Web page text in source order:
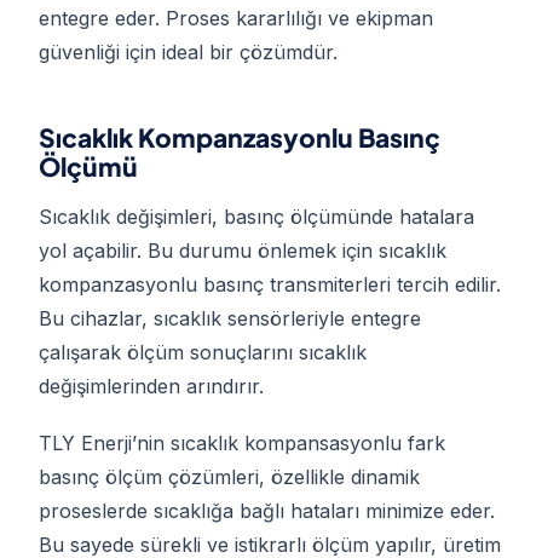
entegre eder. Proses kararlılığı ve ekipman
güvenliği için ideal bir çözümdür.
Sıcaklık Kompanzasyonlu Basınç
Ölçümü
Sıcaklık değişimleri, basınç ölçümünde hatalara
yol açabilir. Bu durumu önlemek için sıcaklık
kompanzasyonlu basınç transmiterleri tercih edilir.
Bu cihazlar, sıcaklık sensörleriyle entegre
çalışarak ölçüm sonuçlarını sıcaklık
değişimlerinden arındırır.
TLY Enerji’nin sıcaklık kompansasyonlu fark
basınç ölçüm çözümleri, özellikle dinamik
proseslerde sıcaklığa bağlı hataları minimize eder.
Bu sayede sürekli ve istikrarlı ölçüm yapılır, üretim